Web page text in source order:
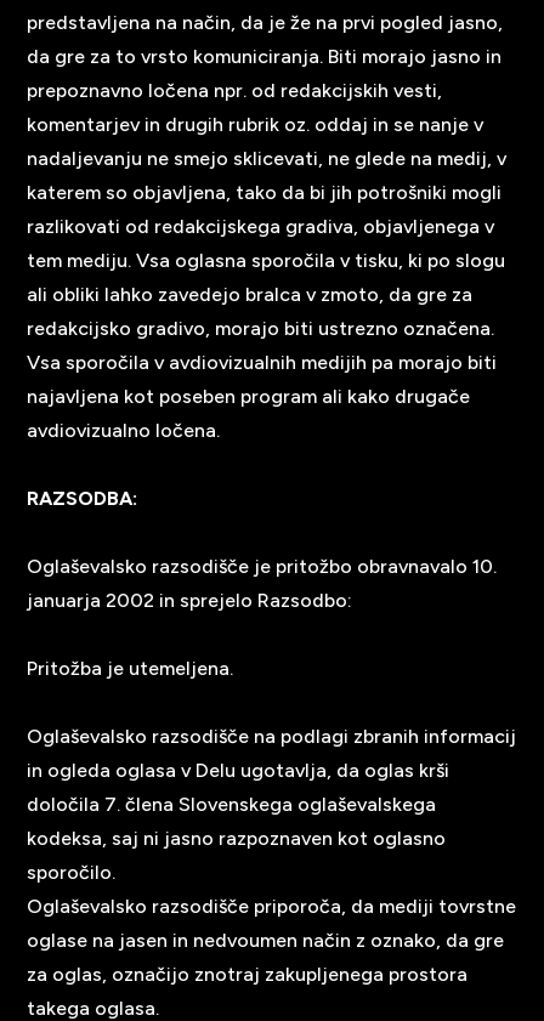
predstavljena na način, da je že na prvi pogled jasno,
da gre za to vrsto komuniciranja. Biti morajo jasno in
prepoznavno ločena npr. od redakcijskih vesti,
komentarjev in drugih rubrik oz. oddaj in se nanje v
nadaljevanju ne smejo sklicevati, ne glede na medij, v
katerem so objavljena, tako da bi jih potrošniki mogli
razlikovati od redakcijskega gradiva, objavljenega v
tem mediju. Vsa oglasna sporočila v tisku, ki po slogu
ali obliki lahko zavedejo bralca v zmoto, da gre za
redakcijsko gradivo, morajo biti ustrezno označena.
Vsa sporočila v avdiovizualnih medijih pa morajo biti
najavljena kot poseben program ali kako drugače
avdiovizualno ločena.
RAZSODBA:
Oglaševalsko razsodišče je pritožbo obravnavalo 10.
januarja 2002 in sprejelo Razsodbo:
Pritožba je utemeljena.
Oglaševalsko razsodišče na podlagi zbranih informacij
in ogleda oglasa v Delu ugotavlja, da oglas krši
določila 7. člena Slovenskega oglaševalskega
kodeksa, saj ni jasno razpoznaven kot oglasno
sporočilo.
Oglaševalsko razsodišče priporoča, da mediji tovrstne
oglase na jasen in nedvoumen način z oznako, da gre
za oglas, označijo znotraj zakupljenega prostora
takega oglasa.